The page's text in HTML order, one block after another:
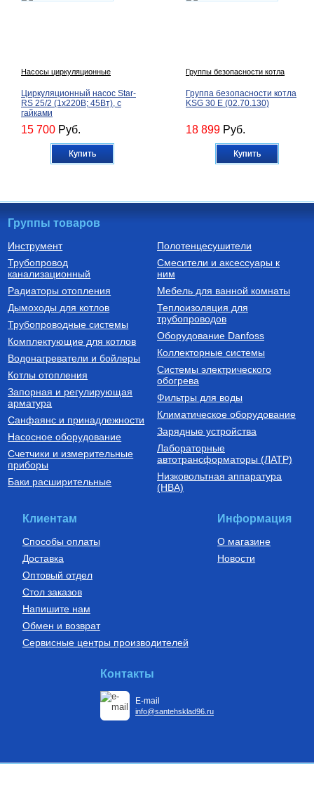
Насосы циркуляционные
Циркуляционный насос Star-
RS 25/2 (1х220В; 45Вт), с
гайками
15 700 Руб.
Купить
Группы безопасности котла
Группа безопасности котла
KSG 30 E (02.70.130)
18 899 Руб.
Купить
Металлопластиковые трубы
26х3,0 мм V2630
284Руб.
Купить
Котлы газовые напольные
Котел газовый напольный
одноконтурный SLIM 1.230 iN
(22,1 кВт)
136 729
Группы товаров
Инструмент
Трубопровод
канализационный
Радиаторы отопления
Дымоходы для котлов
Трубопроводные системы
Комплектующие для котлов
Водонагреватели и бойлеры
Котлы отопления
Запорная и регулирующая
арматура
Санфаянс и принадлежности
Насосное оборудование
Счетчики и измерительные
приборы
Баки расширительные
Полотенцесушители
Смесители и аксессуары к
ним
Мебель для ванной комнаты
Теплоизоляция для
трубопроводов
Оборудование Danfoss
Коллекторные системы
Системы электрического
обогрева
Фильтры для воды
Климатическое оборудование
Зарядные устройства
Лабораторные
автотрансформаторы (ЛАТР)
Низковольтная аппаратура
(НВА)
Клиентам
Способы оплаты
Доставка
Оптовый отдел
Стол заказов
Напишите нам
Обмен и возврат
Сервисные центры производителей
Информация
О магазине
Новости
Контакты
E-mail
info@santehsklad96.ru